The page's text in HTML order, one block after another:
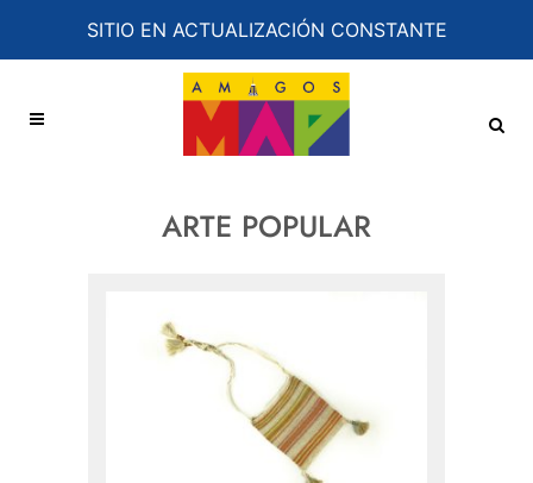
SITIO EN ACTUALIZACIÓN CONSTANTE
ARTE POPULAR